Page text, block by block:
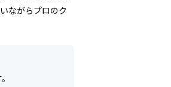
ながらプロのク